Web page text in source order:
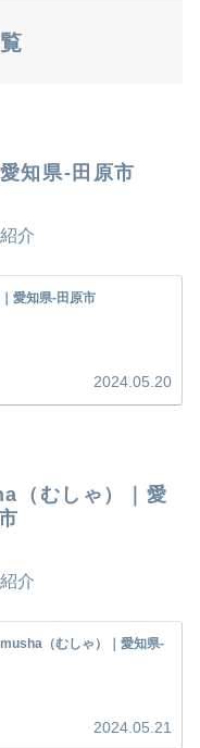
知県-田原市
介
愛知県-田原市
2024.05.20
（むしゃ）｜愛
介
（むしゃ）｜愛知県-
2024.05.21